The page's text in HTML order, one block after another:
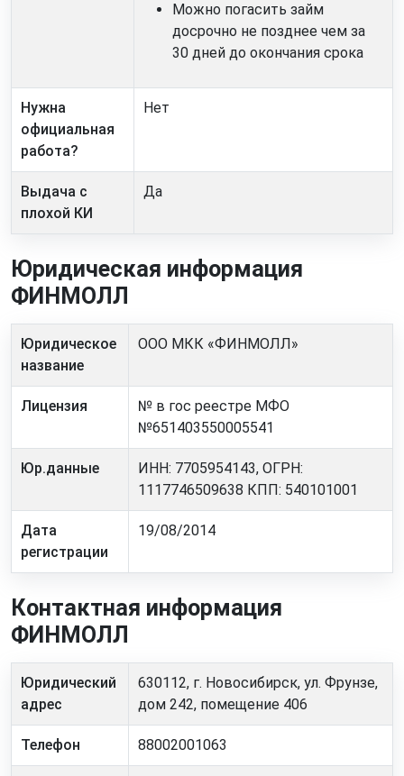
Можно погасить займ
досрочно не позднее чем за
30 дней до окончания срока
Нужна
официальная
работа?
Нет
Выдача с
плохой КИ
Да
Юридическая информация
ФИНМОЛЛ
Юридическое
название
ООО МКК «ФИНМОЛЛ»
Лицензия
№ в гос реестре МФО
№651403550005541
Юр.данные
ИНН: 7705954143, ОГРН:
1117746509638 КПП: 540101001
Дата
регистрации
19/08/2014
Контактная информация
ФИНМОЛЛ
Юридический
адрес
630112, г. Новосибирск, ул. Фрунзе,
дом 242, помещение 406
Телефон 88002001063